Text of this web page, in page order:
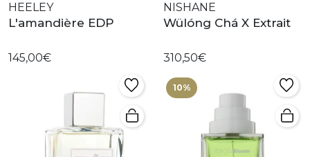
HEELEY
L'amandière EDP
145,00€
NISHANE
Wülóng Chá X Extrait
310,50€
10%